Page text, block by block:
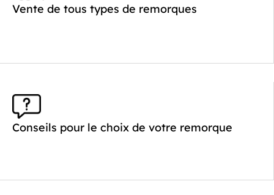
Poids à vide (kg) : 306
Vente de tous types de remorques
Conseils pour le choix de votre remorque